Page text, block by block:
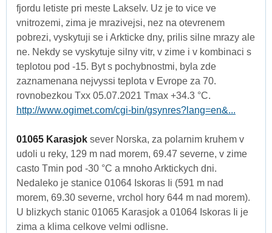
fjordu letiste pri meste Lakselv. Uz je to vice ve
vnitrozemi, zima je mrazivejsi, nez na otevrenem
pobrezi, vyskytuji se i Arkticke dny, prilis silne mrazy ale
ne. Nekdy se vyskytuje silny vitr, v zime i v kombinaci s
teplotou pod -15. Byt s pochybnostmi, byla zde
zaznamenana nejvyssi teplota v Evrope za 70.
rovnobezkou Txx 05.07.2021 Tmax +34.3 °C.
http://www.ogimet.com/cgi-bin/gsynres?lang=en&...
01065 Karasjok sever Norska, za polarnim kruhem v
udoli u reky, 129 m nad morem, 69.47 severne, v zime
casto Tmin pod -30 °C a mnoho Arktickych dni.
Nedaleko je stanice 01064 Iskoras Ii (591 m nad
morem, 69.30 severne, vrchol hory 644 m nad morem).
U blizkych stanic 01065 Karasjok a 01064 Iskoras Ii je
zima a klima celkove velmi odlisne.